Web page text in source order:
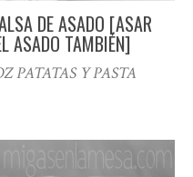
DE ASADO [ASAR
ASADO TAMBIÉN]
PATATAS Y PASTA